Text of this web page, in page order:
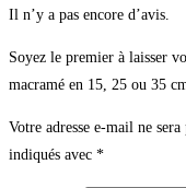
Il n’y a pas encore d’avis.
Soyez le premier à laisser
macramé en 15, 25 ou 35
Votre adresse e-mail ne sera
indiqués avec *